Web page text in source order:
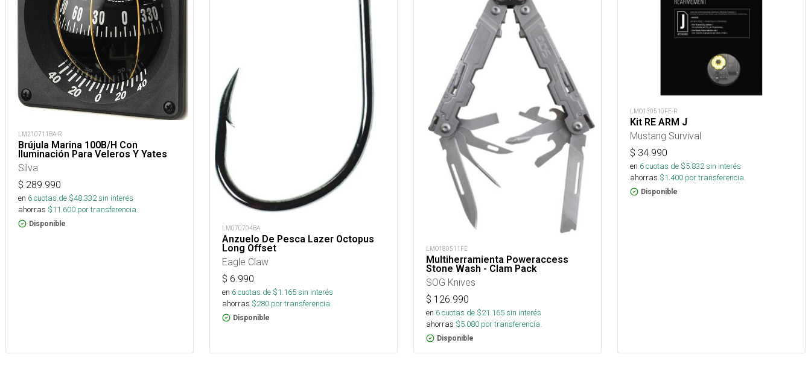
LM210711BA-R
Brújula Marina 100B/H Con
Iluminación Para Veleros Y Yates
Silva
$ 289.990
en 6cuotas de $48.332sin interés
ahorras $11.600 por transferencia.
Disponible
LM070704BA
Anzuelo De Pesca Lazer Octopus
Long Offset
Eagle Claw
$ 6.990
en 6cuotas de $1.165sin interés
ahorras $280 por transferencia.
Disponible
LMO180511FE
Multiherramienta Poweraccess
Stone Wash - Clam Pack
SOG Knives
$ 126.990
en 6cuotas de $21.165sin interés
ahorras $5.080 por transferencia.
Disponible
LMO130510FE-R
Kit RE ARM J
Mustang Survival
$ 34.990
en 6cuotas de $5.832sin interés
ahorras $1.400 por transferencia.
Disponible